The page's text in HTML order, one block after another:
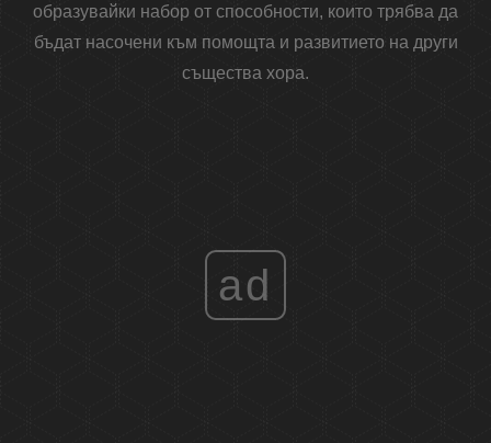
образувайки набор от способности, които трябва да
бъдат насочени към помощта и развитието на други
същества хора.
ad